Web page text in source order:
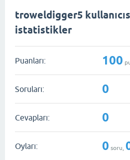
troweldigger5
istatistikler
Puanları: 100
Soruları: 0
Cevapları: 0
Oyları: 0 soru,